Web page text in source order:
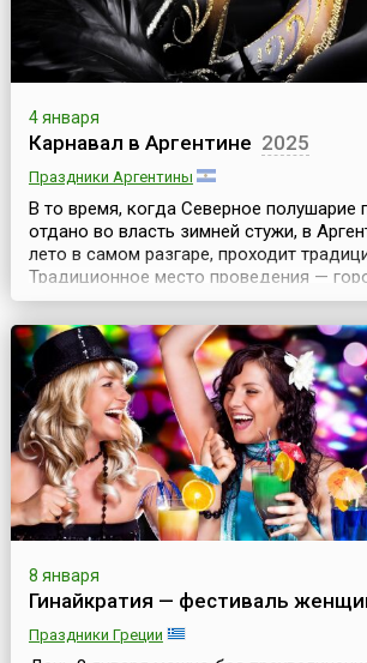
4 января
Карнавал в Аргентине 2025
Праздники Аргентины
В то время, когда Северное полушарие
отдано во власть зимней стужи, в
лето в самом разгаре, проходит
Традиционное место проведения —
(Gualeguaychú). Это самый долгий в
яркие и шумные шествия проходят в
двух месяцев.Карнавал так и
страны (Carnival of the Country). К...
8 января
Гинайкратия — фестиваль
Праздники Греции